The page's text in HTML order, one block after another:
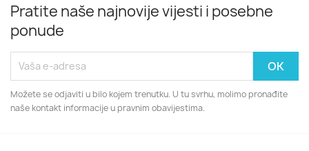
Pratite naše najnovije vijesti i posebne
ponude
Možete se odjaviti u bilo kojem trenutku. U tu svrhu, molimo pronađite
naše kontakt informacije u pravnim obavijestima.